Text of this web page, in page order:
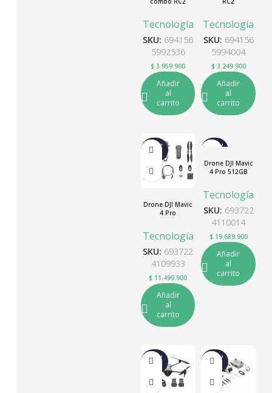
Tecnología
SKU: 694156
5992536
$ 3.959.900
Añadir
al
carrito
Tecnología
SKU: 694156
5994004
$3.249.900
Añadir
al
carrito
NUEV
O
Drone DJI Mavic
4 Pro
Tecnología
SKU: 693722
4109933
$ 11.499.900
Añadir
al
carrito
NUEV
Drone DJI Mavic
4 Pro 512GB
Tecnología
SKU: 693722
4110014
$19.689.900
Añadir
al
carrito
NUEV
O
NUEV
O